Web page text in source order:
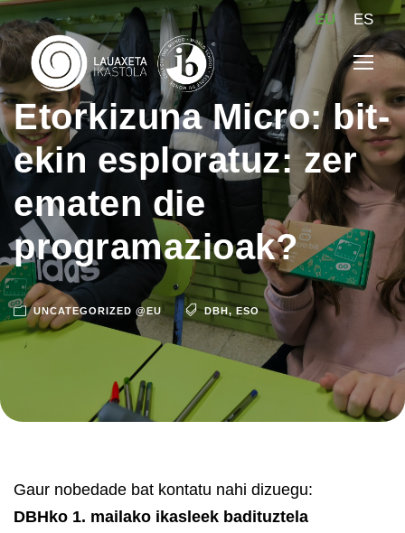
EU ES
Etorkizuna Micro: bit-
ekin esploratuz: zer
ematen die
programazioak?
UNCATEGORIZED @EU DBH, ESO
Gaur nobedade bat kontatu nahi dizuegu:
DBHko 1. mailako ikasleek badituztela